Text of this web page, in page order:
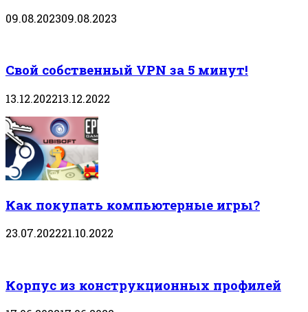
09.08.202309.08.2023
Свой собственный VPN за 5 минут!
13.12.202213.12.2022
Как покупать компьютерные игры?
23.07.202221.10.2022
Корпус из конструкционных профилей